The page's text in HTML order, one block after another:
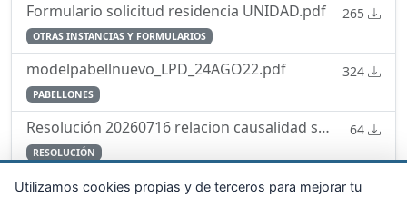
Formulario solicitud residencia UNIDAD.pdf 265
OTRAS INSTANCIAS Y FORMULARIOS
modelpabellnuevo_LPD_24AGO22.pdf 324
PABELLONES
Resolución 20260716 relacion causalidad servicio enfermedad 64
RESOLUCIÓN
consolidado-30sep24-OG-1_2016-vacaciones-permisos-licencias.pdf 316
Utilizamos cookies propias y de terceros para mejorar tu